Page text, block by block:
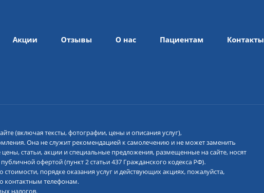
Акции Отзывы О нас Пациентам Контакты
(включая тексты, фотографии, цены и описания услуг),
Она не служит рекомендацией к самолечению и не может заменить
статьи, акции и специальные предложения, размещенные на сайте, носят
офертой (пункт 2 статьи 437 Гражданского кодекса РФ).
порядке оказания услуг и действующих акциях, пожалуйста,
контактным телефонам.
налогов.